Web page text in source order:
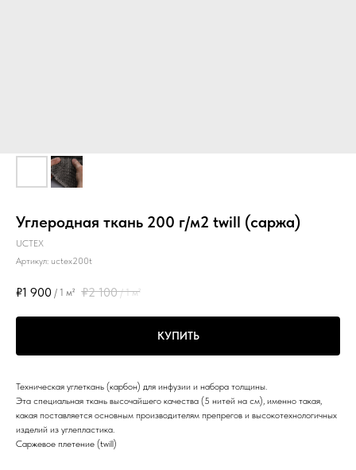
Углеродная ткань 200 г/м2 twill (саржа)
UCTEX
Артикул: uctex200t
₽1 900 / 1 м² ₽2 100 / 1 м²
КУПИТЬ
Техническая углеткань (карбон) для инфузии и набора толщины.
Эта специальная ткань высочайшего качества (5 нитей на см), именно такая,
какая поставляется основным производителям препрегов и высокотехнологичных
изделий из углепластика.
Саржевое плетение (twill)